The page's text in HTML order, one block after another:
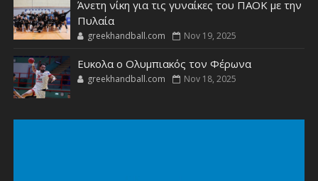
Άνετη νίκη για τις γυναίκες του ΠΑΟΚ με την
Πυλαία
greekhandball.com Nov 19, 2025
Ευκολα ο Ολυμπιακός τον Φέρωνα
greekhandball.com Nov 18, 2025